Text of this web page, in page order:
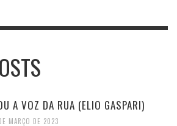
A VOZ DA RUA (ELIO GASPARI)
MARÇO DE 2023